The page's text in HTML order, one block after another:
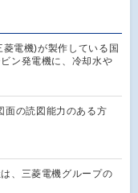
電機)が製作している国
ン発電機に、冷却水や
の読図能力のある方
、三菱電機グループの